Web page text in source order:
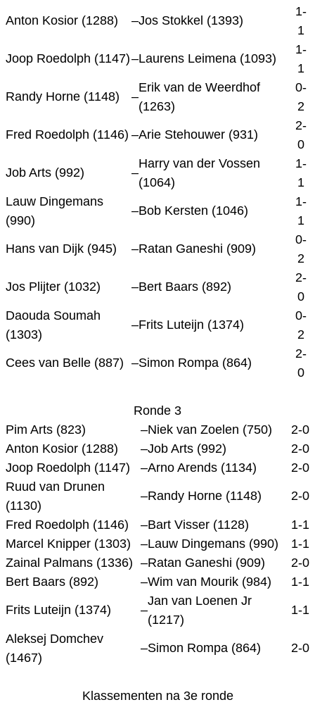
Anton Kosior (1288)
–Jos Stokkel (1393)
1-
1
Joop Roedolph (1147)–Laurens Leimena (1093)
1-
1
Randy Horne (1148)
–
Erik van de Weerdhof
(1263)
0-
2
Fred Roedolph (1146) –Arie Stehouwer (931)
2-
0
Job Arts (992)
–
Harry van der Vossen
(1064)
1-
1
Lauw Dingemans
(990)
–Bob Kersten (1046)
1-
1
Hans van Dijk (945)
–Ratan Ganeshi (909)
0-
2
Jos Plijter (1032)
–Bert Baars (892)
2-
0
Daouda Soumah
(1303)
–Frits Luteijn (1374)
0-
2
Cees van Belle (887) –Simon Rompa (864)
2-
0
Ronde 3
Pim Arts (823)
–Niek van Zoelen (750)
2-0
Anton Kosior (1288)
–Job Arts (992)
2-0
Joop Roedolph (1147)
–Arno Arends (1134)
2-0
Ruud van Drunen
(1130)
–Randy Horne (1148) 2-0
Fred Roedolph (1146) –Bart Visser (1128)
1-1
Marcel Knipper (1303)
–Lauw Dingemans (990)
1-1
Zainal Palmans (1336) –Ratan Ganeshi (909)
2-0
Bert Baars (892)
–Wim van Mourik (984)
1-1
Frits Luteijn (1374)
–
Jan van Loenen Jr
(1217)
1-1
Aleksej Domchev
(1467)
–Simon Rompa (864) 2-0
Klassementen na 3e ronde